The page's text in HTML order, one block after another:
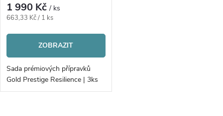
1 990 Kč/ ks
Měrná
663,33 Kč / 1 ks
ZOBRAZIT
Sada prémiových přípravků
Gold Prestige Resilience | 3ks